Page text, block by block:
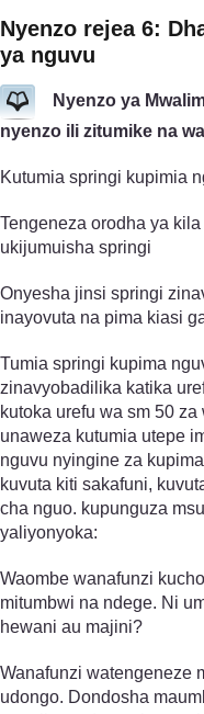
Nyenzo rejea 6:
ya nguvu
Nyenzo ya
nyenzo ili zitumike na
Kutumia springi kupimia
Tengeneza orodha ya
ukijumuisha springi
Onyesha jinsi springi
inayovuta na pima kiasi
Tumia springi kupima
zinavyobadilika katika
kutoka urefu wa sm 50
unaweza kutumia utepe
nguvu nyingine za
kuvuta kiti sakafuni,
cha nguo. kupunguza
yaliyonyoka:
Waombe wanafunzi
mitumbwi na ndege. Ni
hewani au majini?
Wanafunzi watengeneze
udongo. Dondosha